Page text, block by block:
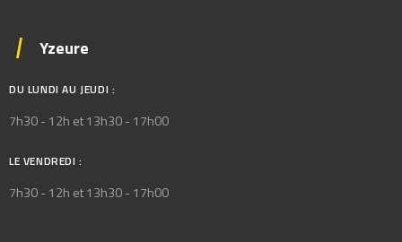
Yzeure
DU LUNDI AU JEUDI :
7h30 - 12h et 13h30 - 17h00
LE VENDREDI :
7h30 - 12h et 13h30 - 17h00